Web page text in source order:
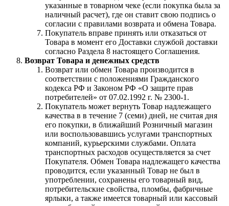
указанные в товарном чеке (если покупка была за
наличный расчет), где он ставит свою подпись о
согласии с правилами возврата и обмена Товара.
Покупатель вправе принять или отказаться от
Товара в момент его Доставки службой доставки
согласно Раздела 8 настоящего Соглашения.
Возврат Товара и денежных средств
Возврат или обмен Товара производится в
соответствии с положениями Гражданского
кодекса РФ и Законом РФ «О защите прав
потребителей» от 07.02.1992 г. № 2300-1.
Покупатель может вернуть Товар надлежащего
качества в в течение 7 (семи) дней, не считая дня
его покупки, в ближайший Розничный магазин
или воспользовавшись услугами транспортных
компаний, курьерскими службами. Оплата
транспортных расходов осуществляется за счет
Покупателя. Обмен Товара надлежащего качества
проводится, если указанный Товар не был в
употреблении, сохранены его товарный вид,
потребительские свойства, пломбы, фабричные
ярлыки, а также имеется товарный или кассовый